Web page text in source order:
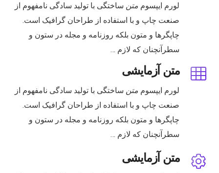
لورم ایپسوم متن ساختگی با تولید سادگی نامفهوم از
صنعت چاپ و با استفاده از طراحان گرافیک است.
چاپگرها و متون بلکه روزنامه و مجله در ستون و
سطرآنچنان که لازم …
متن آزمایشی
لورم ایپسوم متن ساختگی با تولید سادگی نامفهوم از
صنعت چاپ و با استفاده از طراحان گرافیک است.
چاپگرها و متون بلکه روزنامه و مجله در ستون و
سطرآنچنان که لازم …
متن آزمایشی